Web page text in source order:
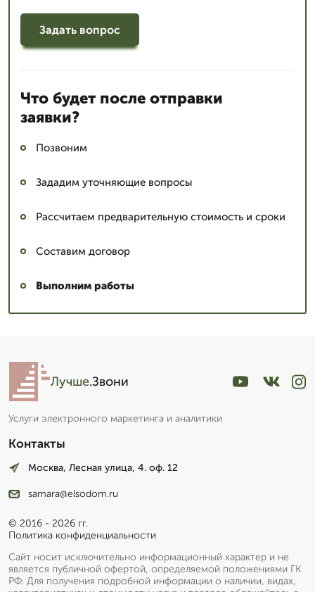
Задать вопрос
Что будет после отправки
заявки?
Позвоним
Зададим уточняющие вопросы
Рассчитаем предварительную стоимость и сроки
Составим договор
Выполним работы
Лучше.Звони
Услуги электронного маркетинга и аналитики
Контакты
Москва, Лесная улица, 4. оф. 12
samara@elsodom.ru
© 2016 - 2026 гг.
Политика конфиденциальности
Сайт носит исключительно информационный характер и не
является публичной офертой, определяемой положениями ГК
РФ. Для получения подробной информации о наличии, видах,